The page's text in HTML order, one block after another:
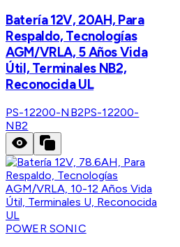
Batería 12V, 20AH, Para
Respaldo, Tecnologías
AGM/VRLA, 5 Años Vida
Útil, Terminales NB2,
Reconocida UL
PS-12200-NB2PS-12200-
NB2
POWER SONIC